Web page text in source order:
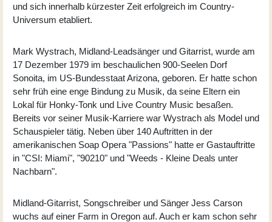
und sich innerhalb kürzester Zeit erfolgreich im Country-
Universum etabliert.
Mark Wystrach, Midland-Leadsänger und Gitarrist, wurde am
17 Dezember 1979 im beschaulichen 900-Seelen Dorf
Sonoita, im US-Bundesstaat Arizona, geboren. Er hatte schon
sehr früh eine enge Bindung zu Musik, da seine Eltern ein
Lokal für Honky-Tonk und Live Country Music besaßen.
Bereits vor seiner Musik-Karriere war Wystrach als Model und
Schauspieler tätig. Neben über 140 Auftritten in der
amerikanischen Soap Opera "Passions" hatte er Gastauftritte
in "CSI: Miami", "90210" und "Weeds - Kleine Deals unter
Nachbarn".
Midland-Gitarrist, Songschreiber und Sänger Jess Carson
wuchs auf einer Farm in Oregon auf. Auch er kam schon sehr